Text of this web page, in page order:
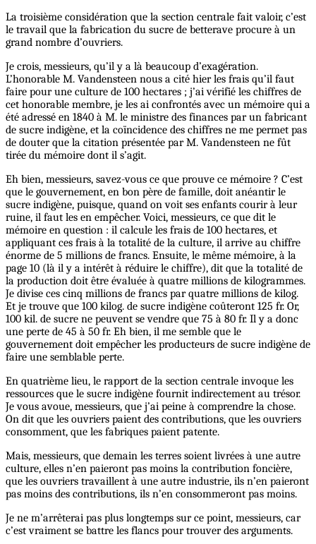
La troisième considération que la section centrale fait valoir, c’est
le travail que la fabrication du sucre de betterave procure à un
grand nombre d’ouvriers.
Je crois, messieurs, qu’il y a là beaucoup d’exagération.
L’honorable M. Vandensteen nous a cité hier les frais qu’il faut
faire pour une culture de 100 hectares ; j’ai vérifié les chiffres de
cet honorable membre, je les ai confrontés avec un mémoire qui a
été adressé en 1840 à M. le ministre des finances par un fabricant
de sucre indigène, et la coïncidence des chiffres ne me permet pas
de douter que la citation présentée par M. Vandensteen ne fût
tirée du mémoire dont il s’agit.
Eh bien, messieurs, savez-vous ce que prouve ce mémoire ? C’est
que le gouvernement, en bon père de famille, doit anéantir le
sucre indigène, puisque, quand on voit ses enfants courir à leur
ruine, il faut les en empêcher. Voici, messieurs, ce que dit le
mémoire en question : il calcule les frais de 100 hectares, et
appliquant ces frais à la totalité de la culture, il arrive au chiffre
énorme de 5 millions de francs. Ensuite, le même mémoire, à la
page 10 (là il y a intérêt à réduire le chiffre), dit que la totalité de
la production doit être évaluée à quatre millions de kilogrammes.
Je divise ces cinq millions de francs par quatre millions de kilog.
Et je trouve que 100 kilog. de sucre indigène coûteront 125 fr. Or,
100 kil. de sucre ne peuvent se vendre que 75 à 80 fr. Il y a donc
une perte de 45 à 50 fr. Eh bien, il me semble que le
gouvernement doit empêcher les producteurs de sucre indigène de
faire une semblable perte.
En quatrième lieu, le rapport de la section centrale invoque les
ressources que le sucre indigène fournit indirectement au trésor.
Je vous avoue, messieurs, que j’ai peine à comprendre la chose.
On dit que les ouvriers paient des contributions, que les ouvriers
consomment, que les fabriques paient patente.
Mais, messieurs, que demain les terres soient livrées à une autre
culture, elles n’en paieront pas moins la contribution foncière,
que les ouvriers travaillent à une autre industrie, ils n’en paieront
pas moins des contributions, ils n’en consommeront pas moins.
Je ne m’arrêterai pas plus longtemps sur ce point, messieurs, car
c’est vraiment se battre les flancs pour trouver des arguments.